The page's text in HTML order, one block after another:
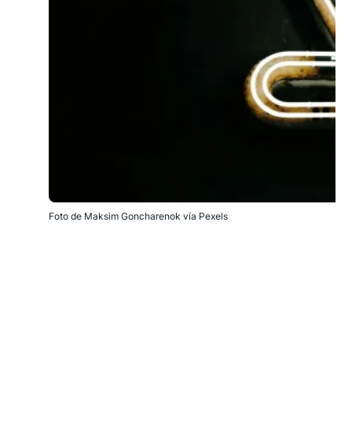
Foto de Maksim Goncharenok vía Pexels